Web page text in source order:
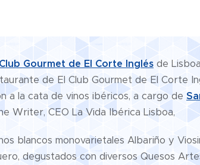
Club Gourmet de El Corte Inglés de
de El Club Gourmet de El Corte
a la cata de vinos ibéricos, a cargo de
Writer, CEO La Vida Ibérica Lisboa,
blancos monovarietales Albariño y
degustados con diversos Quesos